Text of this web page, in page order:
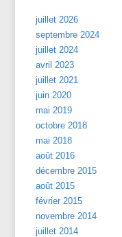
juillet 2026
septembre 2024
juillet 2024
avril 2023
juillet 2021
juin 2020
mai 2019
octobre 2018
mai 2018
août 2016
décembre 2015
août 2015
février 2015
novembre 2014
juillet 2014